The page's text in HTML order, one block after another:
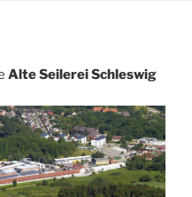
Alte Seilerei Schleswig